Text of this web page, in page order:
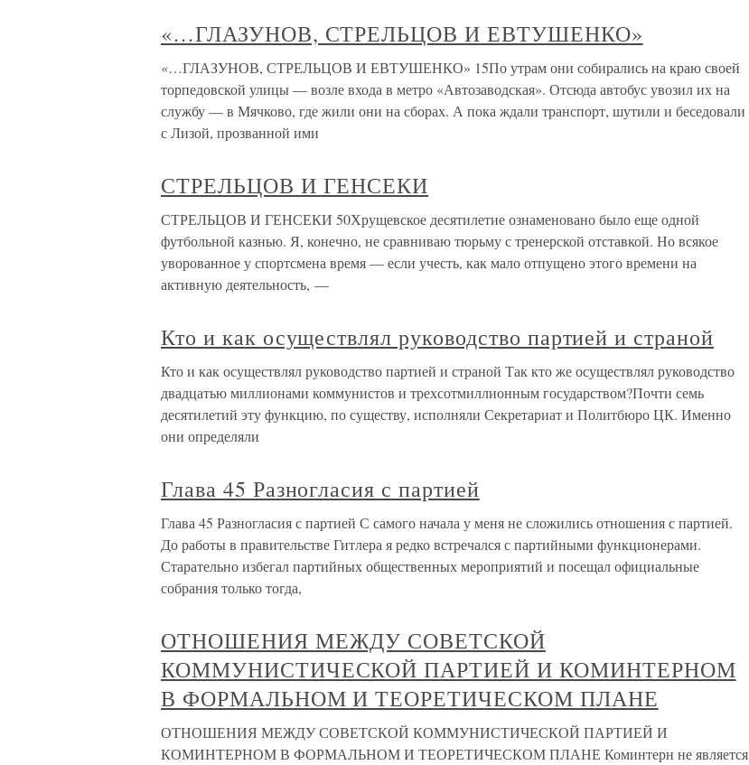
«…ГЛАЗУНОВ, СТРЕЛЬЦОВ И ЕВТУШЕНКО»
«…ГЛАЗУНОВ, СТРЕЛЬЦОВ И ЕВТУШЕНКО» 15По утрам они собирались на краю своей
торпедовской улицы — возле входа в метро «Автозаводская». Отсюда автобус увозил их на
службу — в Мячково, где жили они на сборах. А пока ждали транспорт, шутили и беседовали
с Лизой, прозванной ими
СТРЕЛЬЦОВ И ГЕНСЕКИ
СТРЕЛЬЦОВ И ГЕНСЕКИ 50Хрущевское десятилетие ознаменовано было еще одной
футбольной казнью. Я, конечно, не сравниваю тюрьму с тренерской отставкой. Но всякое
уворованное у спортсмена время — если учесть, как мало отпущено этого времени на
активную деятельность, —
Кто и как осуществлял руководство партией и страной
Кто и как осуществлял руководство партией и страной Так кто же осуществлял руководство
двадцатью миллионами коммунистов и трехсотмиллионным государством?Почти семь
десятилетий эту функцию, по существу, исполняли Секретариат и Политбюро ЦК. Именно
они определяли
Глава 45 Разногласия с партией
Глава 45 Разногласия с партией С самого начала у меня не сложились отношения с партией.
До работы в правительстве Гитлера я редко встречался с партийными функционерами.
Старательно избегал партийных общественных мероприятий и посещал официальные
собрания только тогда,
ОТНОШЕНИЯ МЕЖДУ СОВЕТСКОЙ
КОММУНИСТИЧЕСКОЙ ПАРТИЕЙ И КОМИНТЕРНОМ
В ФОРМАЛЬНОМ И ТЕОРЕТИЧЕСКОМ ПЛАНЕ
ОТНОШЕНИЯ МЕЖДУ СОВЕТСКОЙ КОММУНИСТИЧЕСКОЙ ПАРТИЕЙ И
КОМИНТЕРНОМ В ФОРМАЛЬНОМ И ТЕОРЕТИЧЕСКОМ ПЛАНЕ Коминтерн не является